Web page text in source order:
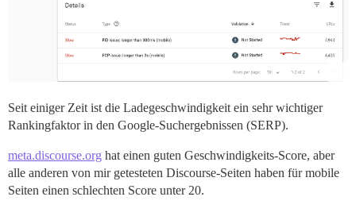
Seit einiger Zeit ist die Ladegeschwindigkeit ein sehr wichtiger
Rankingfaktor in den Google-Suchergebnissen (SERP).
meta.discourse.org hat einen guten Geschwindigkeits-Score, aber
alle anderen von mir getesteten Discourse-Seiten haben für mobile
Seiten einen schlechten Score unter 20.